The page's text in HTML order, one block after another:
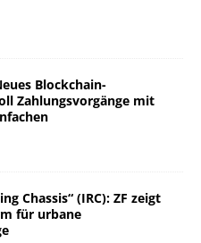
Blockchain-
Zahlungsvorgänge mit
Chassis“ (IRC): ZF zeigt
für urbane